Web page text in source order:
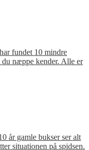
fundet 10 mindre
næppe kender. Alle er
år gamle bukser ser alt
situationen på spidsen.